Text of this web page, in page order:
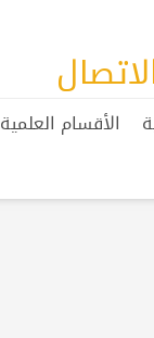
الأقسام العلمية